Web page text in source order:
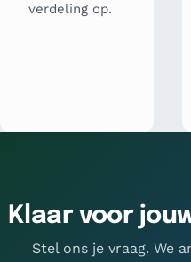
verdeling op.
Klaar voor
Stel ons je vraag. We